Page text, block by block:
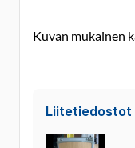
Kuvan mukainen
Liitetiedostot